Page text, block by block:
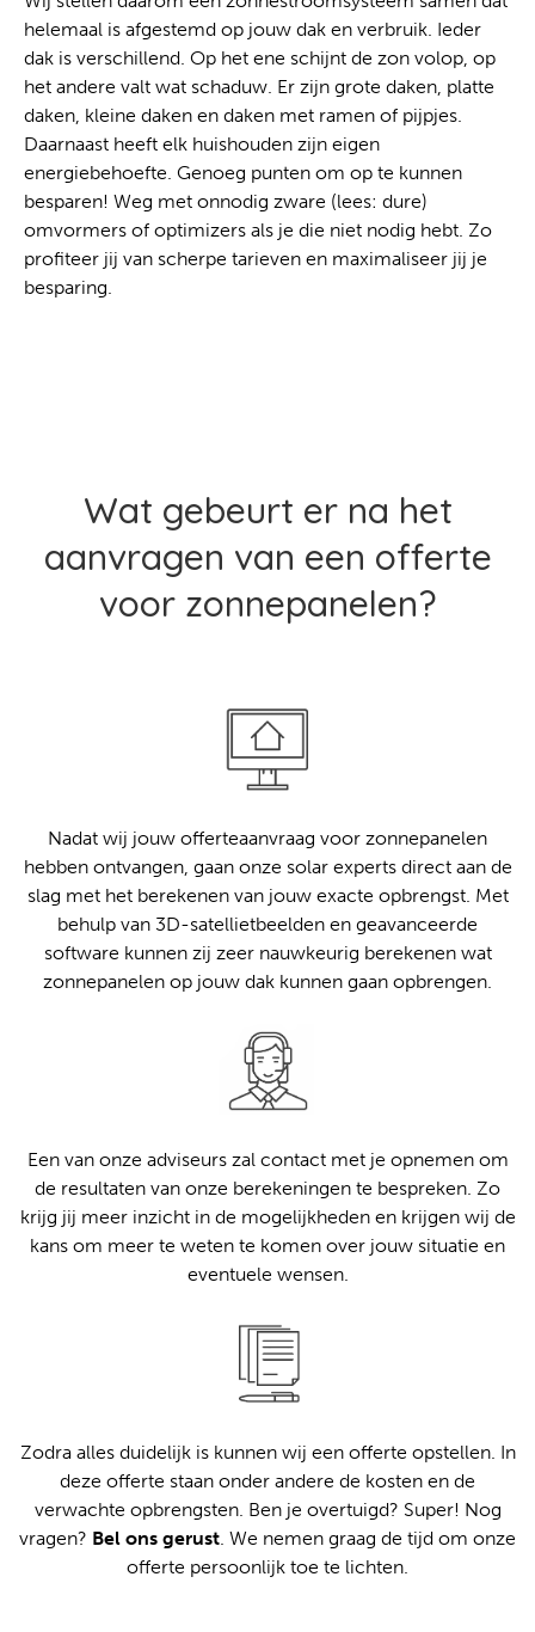
helemaal is afgestemd op jouw dak en verbruik. Ieder
dak is verschillend. Op het ene schijnt de zon volop, op
het andere valt wat schaduw. Er zijn grote daken, platte
daken, kleine daken en daken met ramen of pijpjes.
Daarnaast heeft elk huishouden zijn eigen
energiebehoefte. Genoeg punten om op te kunnen
besparen! Weg met onnodig zware (lees: dure)
omvormers of optimizers als je die niet nodig hebt. Zo
profiteer jij van scherpe tarieven en maximaliseer jij je
besparing.
Wat gebeurt er na het
aanvragen van een offerte
voor zonnepanelen?
Nadat wij jouw offerteaanvraag voor zonnepanelen
hebben ontvangen, gaan onze solar experts direct aan de
slag met het berekenen van jouw exacte opbrengst. Met
behulp van 3D-satellietbeelden en geavanceerde
software kunnen zij zeer nauwkeurig berekenen wat
zonnepanelen op jouw dak kunnen gaan opbrengen.
Een van onze adviseurs zal contact met je opnemen om
de resultaten van onze berekeningen te bespreken. Zo
krijg jij meer inzicht in de mogelijkheden en krijgen wij de
kans om meer te weten te komen over jouw situatie en
eventuele wensen.
Zodra alles duidelijk is kunnen wij een offerte opstellen. In
deze offerte staan onder andere de kosten en de
verwachte opbrengsten. Ben je overtuigd? Super! Nog
vragen? Bel ons gerust . We nemen graag de tijd om onze
offerte persoonlijk toe te lichten.